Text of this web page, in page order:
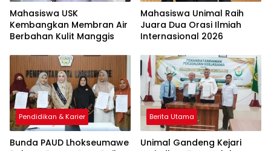
Mahasiswa USK
Kembangkan Membran Air
Berbahan Kulit Manggis
Mahasiswa Unimal Raih
Juara Dua Orasi Ilmiah
Internasional 2026
Pendidikan & Karier
Bunda PAUD Lhokseumawe
Berita Utama
Unimal Gandeng Kejari